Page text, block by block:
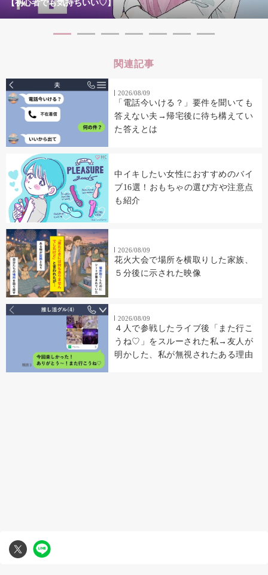
【初心者でも気持ちいい♡】
関連記事
2026/08/09
「電話今いける？」要件を聞いても
答えない夫→帰宅後に待ち構えてい
た答えとは
中イキしたい女性におすすめのバイ
ブ16選！おもちゃの選び方や注意点
も紹介
2026/08/09
花火大会で場所を横取りした家族、
５分後に示された映像
2026/08/09
４人で参戦したライブ後「また行こ
うね♡」をスルーされた私→友人が
明かした、私が無視されたある理由